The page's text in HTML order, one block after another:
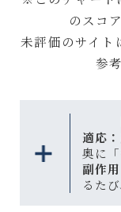
のスコ
未評価のサイト
参
適応：
奥に
副作用
るた